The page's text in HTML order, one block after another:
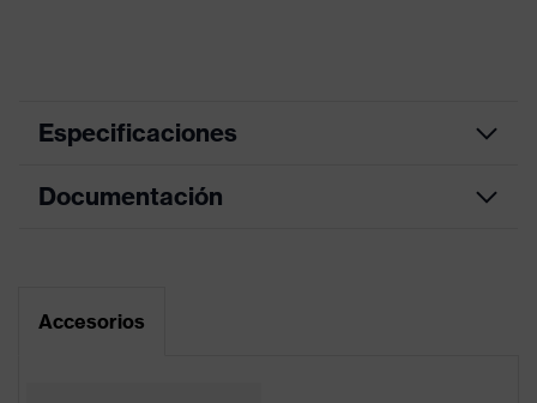
Especificaciones
Color de
antracita, jade
(filtro)
Documentación
Accesorios